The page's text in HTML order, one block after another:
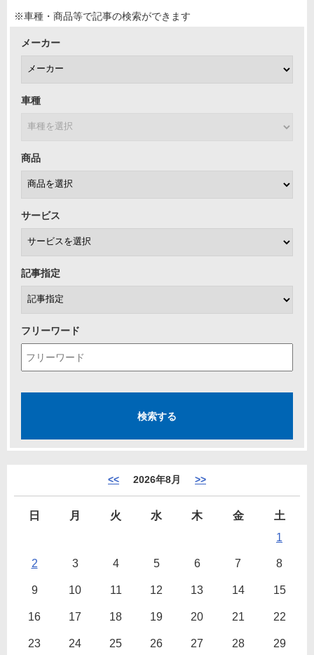
※車種・商品等で記事の検索ができます
メーカー
車種
商品
サービス
記事指定
フリーワード
<< 2026年8月 >>
日 月 火 水 木 金
土
1
2 3 4 5 6 7 8
9 10 11 12 13 14 15
16 17 18 19 20 21 22
23 24 25 26 27 28 29